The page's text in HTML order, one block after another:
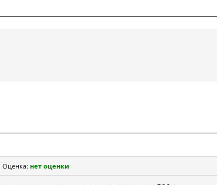
Оценка: нет оценки